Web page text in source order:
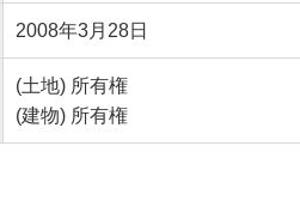
2008年3月28日
(土地) 所有権
(建物) 所有権